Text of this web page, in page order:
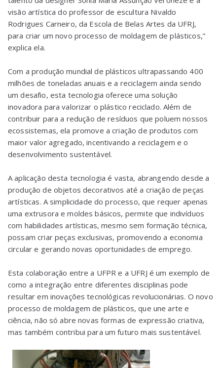
visão artística do professor de escultura Nivaldo
Rodrigues Carneiro, da Escola de Belas Artes da UFRJ,
para criar um novo processo de moldagem de plásticos,”
explica ela.
Com a produção mundial de plásticos ultrapassando 400
milhões de toneladas anuais e a reciclagem ainda sendo
um desafio, esta tecnologia oferece uma solução
inovadora para valorizar o plástico reciclado. Além de
contribuir para a redução de resíduos que poluem nossos
ecossistemas, ela promove a criação de produtos com
maior valor agregado, incentivando a reciclagem e o
desenvolvimento sustentável.
A aplicação desta tecnologia é vasta, abrangendo desde a
produção de objetos decorativos até a criação de peças
artísticas. A simplicidade do processo, que requer apenas
uma extrusora e moldes básicos, permite que indivíduos
com habilidades artísticas, mesmo sem formação técnica,
possam criar peças exclusivas, promovendo a economia
circular e gerando novas oportunidades de emprego.
Esta colaboração entre a UFPR e a UFRJ é um exemplo de
como a integração entre diferentes disciplinas pode
resultar em inovações tecnológicas revolucionárias. O novo
processo de moldagem de plásticos, que une arte e
ciência, não só abre novas formas de expressão criativa,
mas também contribui para um futuro mais sustentável.